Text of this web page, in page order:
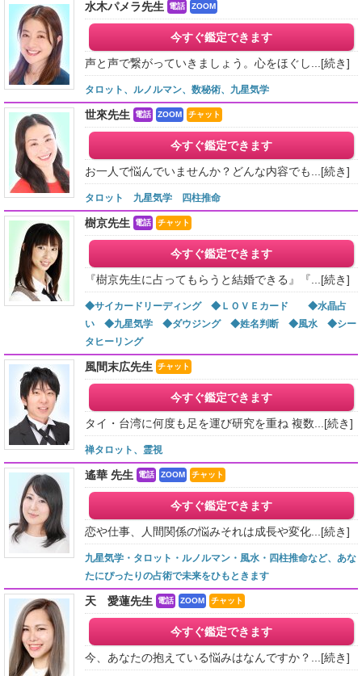
水木パメラ先生 電話 ZOOM
今すぐ鑑定できます
声と声で繋がっていきましょう。心をほぐし... [続き]
タロット、ルノルマン、数秘術、九星気学
世來先生 電話 ZOOM チャット
今すぐ鑑定できます
お一人で悩んでいませんか？どんな内容でも... [続き]
タロット 九星気学 四柱推命
樹京先生 電話 チャット
今すぐ鑑定できます
『樹京先生に占ってもらうと結婚できる』『... [続き]
◆サイカードリーディング ◆ＬＯＶＥカード ◆水晶占
い ◆九星気学 ◆ダウジング ◆姓名判断 ◆風水 ◆シー
タヒーリング
風間末広先生 チャット
今すぐ鑑定できます
タイ・台湾に何度も足を運び研究を重ね 複数... [続き]
禅タロット、霊視
遙華 先生 電話 ZOOM チャット
今すぐ鑑定できます
恋や仕事、人間関係の悩みそれは成長や変化... [続き]
九星気学・タロット・ルノルマン・風水・四柱推命など、あな
たにぴったりの占術で未来をひもときます
天 愛蓮先生 電話 ZOOM チャット
今すぐ鑑定できます
今、あなたの抱えている悩みはなんですか？... [続き]